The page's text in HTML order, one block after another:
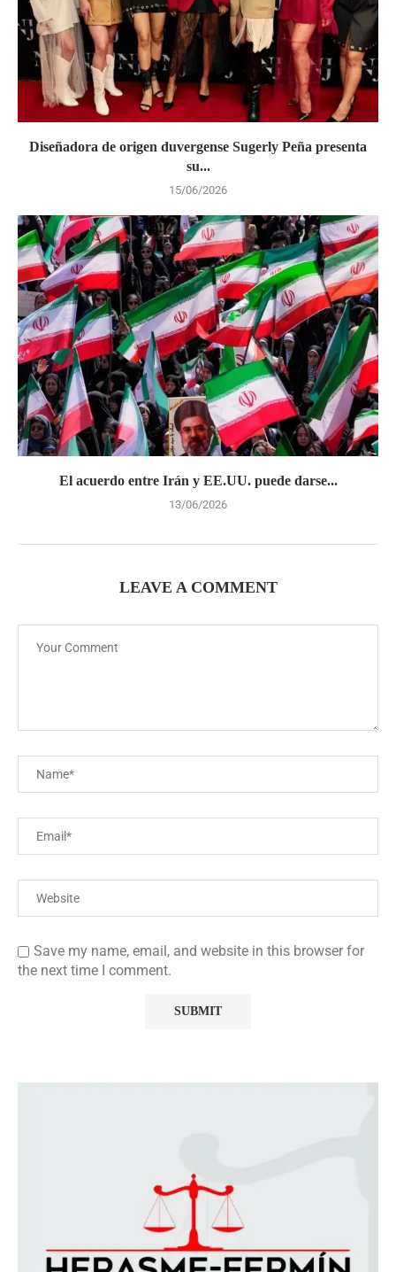
Diseñadora de origen duvergense Sugerly Peña presenta
su...
15/06/2026
El acuerdo entre Irán y EE.UU. puede darse...
13/06/2026
LEAVE A COMMENT
Save my name, email, and website in this browser for
the next time I comment.